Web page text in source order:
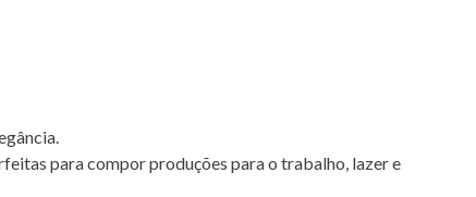
para compor produções para o trabalho, lazer e